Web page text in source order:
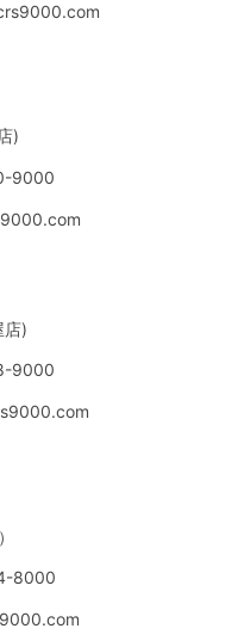
)
9000
店)
9000
8000